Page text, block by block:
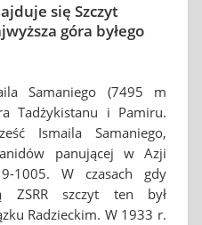
się Szczyt
góra byłego
Samaniego (7495 m
Tadżykistanu i Pamiru.
Ismaila Samaniego,
panującej w Azji
1005. W czasach gdy
ZSRR szczyt ten był
Radzieckim. W 1933 r.